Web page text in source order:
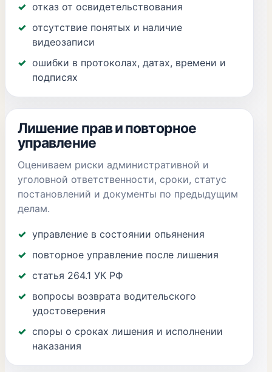
отказ от освидетельствования
отсутствие понятых и наличие
видеозаписи
ошибки в протоколах, датах, времени и
подписях
Лишение прав и повторное
управление
Оцениваем риски административной и
уголовной ответственности, сроки, статус
постановлений и документы по предыдущим
делам.
управление в состоянии опьянения
повторное управление после лишения
статья 264.1 УК РФ
вопросы возврата водительского
удостоверения
споры о сроках лишения и исполнении
наказания